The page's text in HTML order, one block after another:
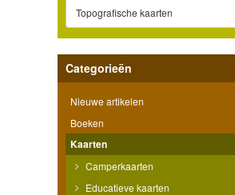
Topografische kaarten
Categorieën
Nieuwe artikelen
Boeken
Kaarten
Camperkaarten
Educatieve kaarten